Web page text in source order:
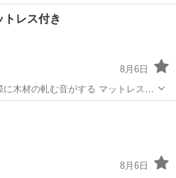
てます。R面加工済！
納家具 ステッカー
レス付き
8月6日
stackable...
8月6日